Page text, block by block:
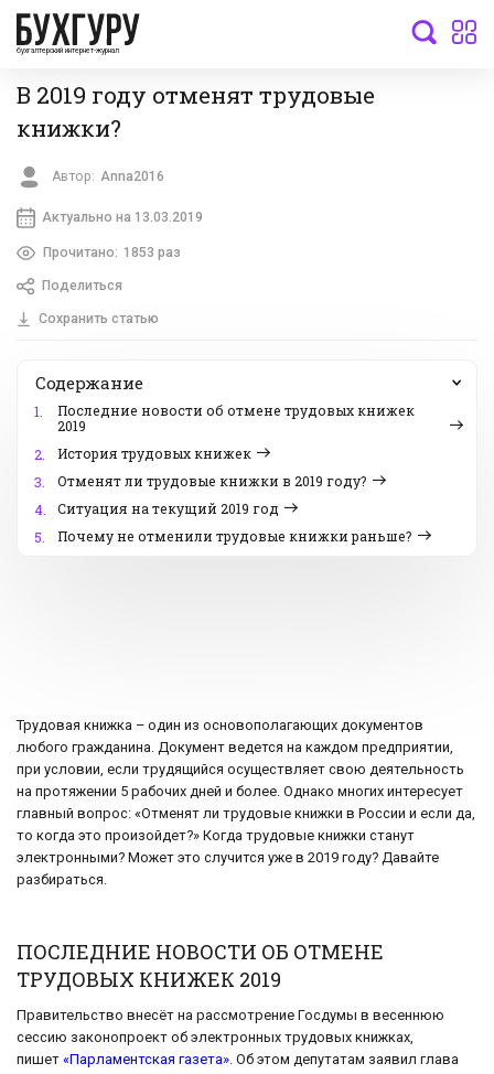
бухгалтерский интернет-журнал
В 2019 году отменят трудовые
книжки?
Автор: Anna2016
Актуально на 13.03.2019
Прочитано: 1853 раз
Поделиться
Сохранить статью
Содержание
1.
Последние новости об отмене трудовых книжек
2019
2.
История трудовых книжек
3.
Отменят ли трудовые книжки в 2019 году?
4.
Ситуация на текущий 2019 год
5.
Почему не отменили трудовые книжки раньше?
Трудовая книжка – один из основополагающих документов
любого гражданина. Документ ведется на каждом предприятии,
при условии, если трудящийся осуществляет свою деятельность
на протяжении 5 рабочих дней и более. Однако многих интересует
главный вопрос: «Отменят ли трудовые книжки в России и если да,
то когда это произойдет?» Когда трудовые книжки станут
электронными? Может это случится уже в 2019 году? Давайте
разбираться.
ПОСЛЕДНИЕ НОВОСТИ ОБ ОТМЕНЕ
ТРУДОВЫХ КНИЖЕК 2019
Правительство внесёт на рассмотрение Госдумы в весеннюю
сессию законопроект об электронных трудовых книжках,
пишет «Парламентская газета». Об этом депутатам заявил глава